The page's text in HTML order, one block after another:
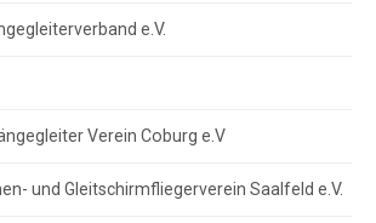
e.V.
Verein Coburg e.V
und Gleitschirmfliegerverein Saalfeld e.V.